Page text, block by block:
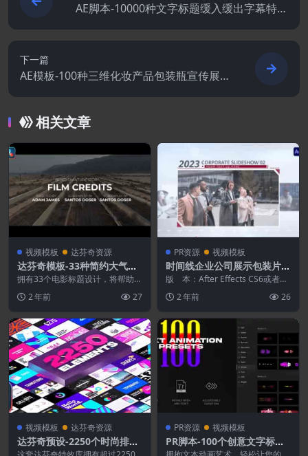
AE脚本-10000种文字标题缓入缓出字幕特效
下一篇
AE模板-100种三维化妆产品包装瓶宣传展示
相关文章
视频模板 达芬奇资源
达芬奇模板-33种简约大气电
影标题片头片尾开场字幕动画
Film Credits Pack V1
拥有33个电影标题设计，将帮助您
观和独特的动画肯定...
2 年前 27
PR资源 视频模板
时间线企业公司展示包装片头
PR预设
版 本：After Effects CS6或者更
2 年前 26
视频模板 达芬奇资源
达芬奇预设-2250个时尚排版
PR资源 视频模板
PR脚本-100个创意文字标题